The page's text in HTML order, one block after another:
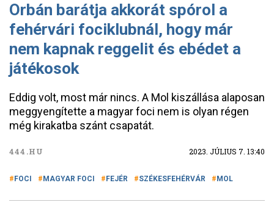
Orbán barátja akkorát spórol a
fehérvári fociklubnál, hogy már
nem kapnak reggelit és ebédet a
játékosok
Eddig volt, most már nincs. A Mol kiszállása alaposan
meggyengítette a magyar foci nem is olyan régen
még kirakatba szánt csapatát.
444.HU 2023. JÚLIUS 7. 13:40
FOCI MAGYAR FOCI FEJÉR SZÉKESFEHÉRVÁR MOL